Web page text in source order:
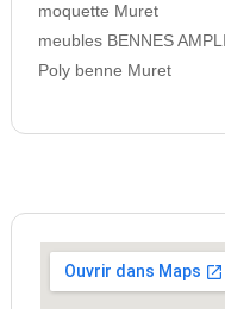
moquette Muret
meubles BENNES
Poly benne Muret